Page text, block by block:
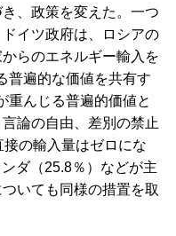
、政策を変えた。一つ
イツ政府は、ロシアの
らのエネルギー輸入を
普遍的な価値を共有す
重んじる普遍的価値と
論の自由、差別の禁止
の輸入量はゼロにな
ダ（25.8％）などが主
いても同様の措置を取